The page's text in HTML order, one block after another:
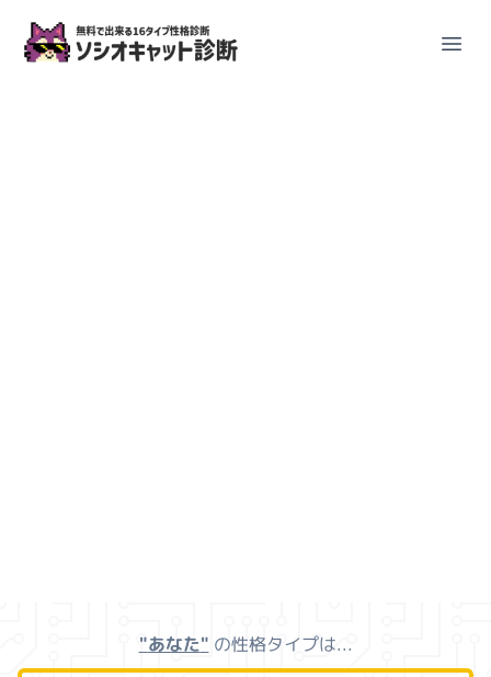
ソシオキャット診断
"あなた" の性格タイプは...